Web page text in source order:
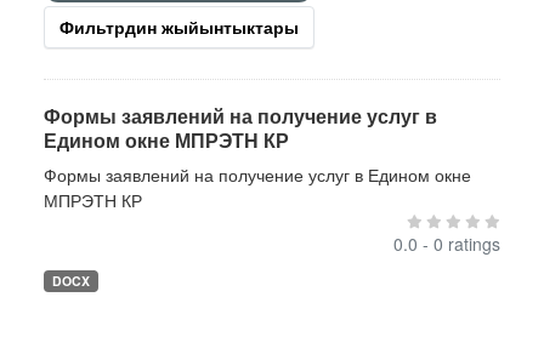
Фильтрдин жыйынтыктары
Формы заявлений на получение услуг в
Едином окне МПРЭТН КР
Формы заявлений на получение услуг в Едином окне
МПРЭТН КР
0.0 - 0 ratings
DOCX